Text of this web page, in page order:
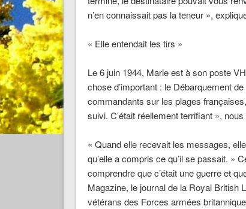
n’en connaissait pas la teneur »,
« Elle entendait les tirs »
Le 6 juin 1944, Marie est à son poste
chose d’important : le Débarquement
commandants sur les plages
suivi. C’était réellement terrifiant »,
« Quand elle recevait les messages,
qu’elle a compris ce qu’il se passait. »
comprendre que c’était une guerre et
Magazine, le journal de la Royal British
vétérans des Forces armées